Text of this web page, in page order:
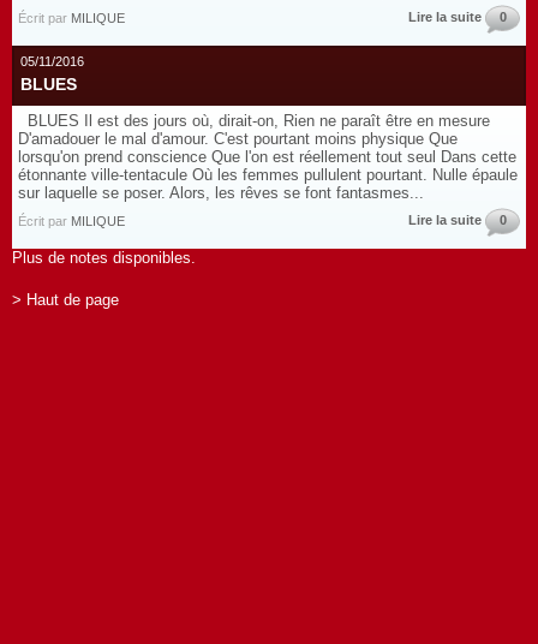
Écrit par MILIQUE Lire la suite 0
05/11/2016
BLUES
BLUES Il est des jours où, dirait-on, Rien ne paraît être en mesure
D'amadouer le mal d'amour. C'est pourtant moins physique Que
lorsqu'on prend conscience Que l'on est réellement tout seul Dans cette
étonnante ville-tentacule Où les femmes pullulent pourtant. Nulle épaule
sur laquelle se poser. Alors, les rêves se font fantasmes...
Écrit par MILIQUE Lire la suite 0
Plus de notes disponibles.
> Haut de page